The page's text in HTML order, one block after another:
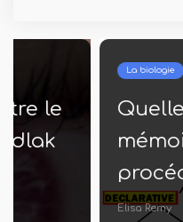
Quelle est la
mémoire
procédurale